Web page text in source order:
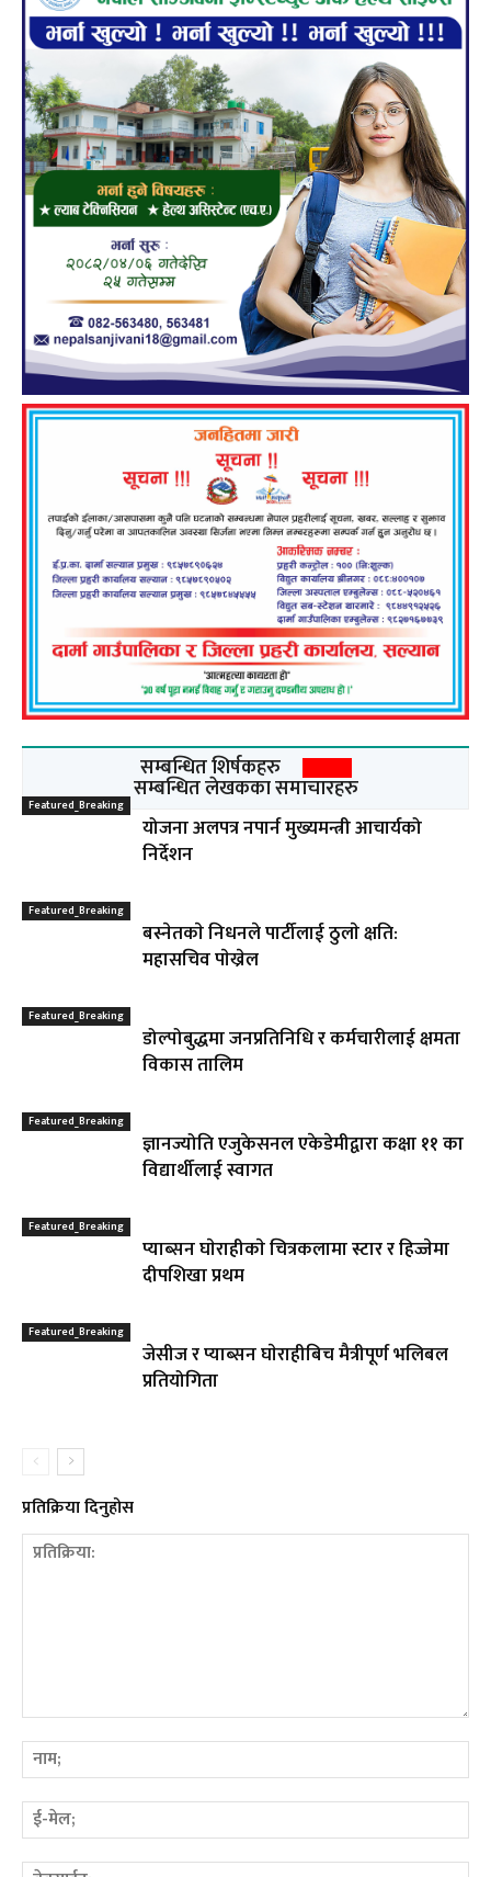
सम्बन्धित शिर्षकहरु
सम्बन्धित लेखकका समाचारहरु
Featured_Breaking
योजना अलपत्र नपार्न मुख्यमन्त्री आचार्यको
निर्देशन
Featured_Breaking
बस्नेतकाे निधनले पार्टीलाई ठुलाे क्षति:
महासचिव पाेख्रेल
Featured_Breaking
डोल्पोबुद्धमा जनप्रतिनिधि र कर्मचारीलाई क्षमता
विकास तालिम
Featured_Breaking
ज्ञानज्योति एजुकेसनल एकेडेमीद्वारा कक्षा ११ का
विद्यार्थीलाई स्वागत
Featured_Breaking
प्याब्सन घाेराहीकाे चित्रकलामा स्टार र हिज्जेमा
दीपशिखा प्रथम
Featured_Breaking
जेसीज र प्याब्सन घाेराहीबिच मैत्रीपूर्ण भलिबल
प्रतियोगिता
प्रतिक्रिया दिनुहोस